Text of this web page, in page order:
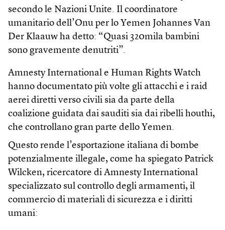
secondo le Nazioni Unite. Il coordinatore
umanitario dell’Onu per lo Yemen Johannes Van
Der Klaauw ha detto: “Quasi 320mila bambini
sono gravemente denutriti”.
Amnesty International e Human Rights Watch
hanno documentato più volte gli attacchi e i raid
aerei diretti verso civili sia da parte della
coalizione guidata dai sauditi sia dai ribelli houthi,
che controllano gran parte dello Yemen.
Questo rende l’esportazione italiana di bombe
potenzialmente illegale, come ha spiegato Patrick
Wilcken, ricercatore di Amnesty International
specializzato sul controllo degli armamenti, il
commercio di materiali di sicurezza e i diritti
umani: